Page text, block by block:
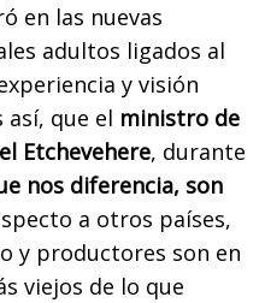
en las nuevas
adultos ligados al
y visión
así, que el ministro de
Etchevehere, durante
nos diferencia, son
a otros países,
y productores son en
viejos de lo que